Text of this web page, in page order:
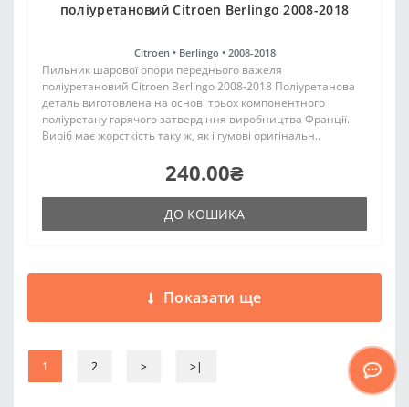
поліуретановий Citroen Berlingo 2008-2018
Citroen • Berlingo • 2008-2018
Пильник шарової опори переднього важеля
поліуретановий Citroen Berlingo 2008-2018 Поліуретанова
деталь виготовлена на основі трьох компонентного
поліуретану гарячого затвердіння виробництва Франції.
Виріб має жорсткість таку ж, як і гумові оригінальн..
240.00₴
ДО КОШИКА
Показати ще
1 2 > >|